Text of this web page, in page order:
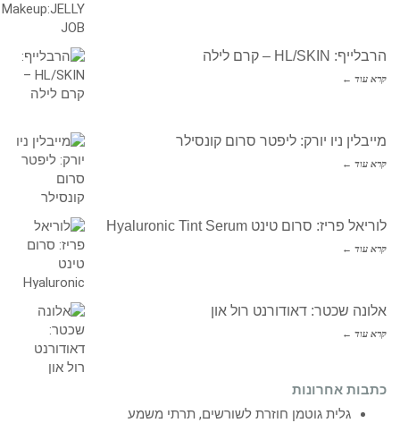
הרבלייף: HL/SKIN – קרם לילה
קרא עוד ←
מייבלין ניו יורק: ליפטר סרום קונסילר
קרא עוד ←
לוריאל פריז: סרום טינט Hyaluronic Tint Serum
קרא עוד ←
אלונה שכטר: דאודורנט רול און
קרא עוד ←
כתבות אחרונות
גלית גוטמן חוזרת לשורשים, תרתי משמע